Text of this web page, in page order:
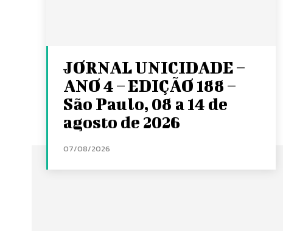
JORNAL UNICIDADE –
ANO 4 – EDIÇÃO 188 –
São Paulo, 08 a 14 de
agosto de 2026
07/08/2026